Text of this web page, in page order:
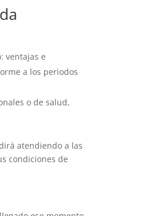
ventajas e
a los periodos
o de salud,
atendiendo a las
condiciones de